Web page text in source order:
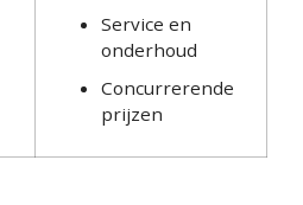
Service en
onderhoud
Concurrerende
prijzen